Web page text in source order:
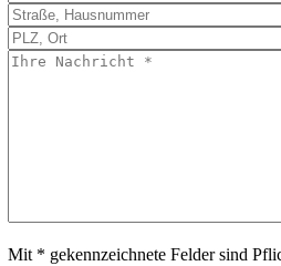
Mit * gekennzeichnete Felder sind